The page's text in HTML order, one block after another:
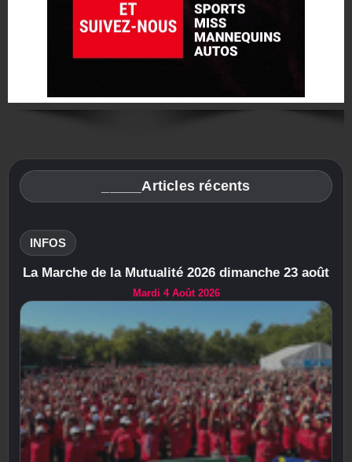
_____Articles récents
INFOS
La Marche de la Mutualité 2026 dimanche 23 août
Mardi 4 Août 2026